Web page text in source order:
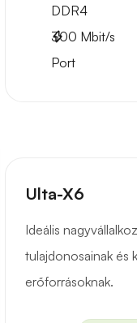
DDR4
300 Mbit/s
Port
Ulta-X6
Ideális
tulajdonosainak és
erőforrásoknak.